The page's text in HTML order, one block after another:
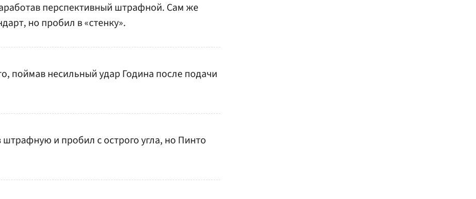
перспективный штрафной. Сам же
но пробил в «стенку».
поймав несильный удар Година после подачи
и пробил с острого угла, но Пинто